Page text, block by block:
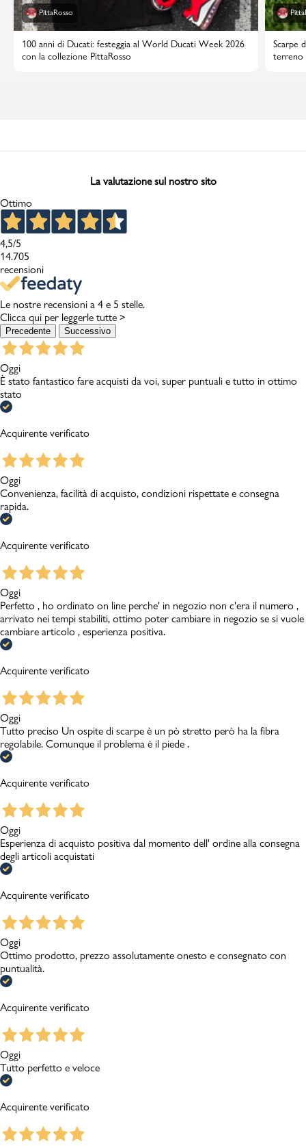
PittaRosso
100 anni di Ducati: festeggia al World Ducati Week 2026
con la collezione PittaRosso
Scarpe
terreno
La valutazione sul nostro sito
Ottimo
4,5/5
14.705
recensioni
Le nostre recensioni a 4 e 5 stelle.
Clicca qui per leggerle tutte >
Precedente Successivo
Oggi
È stato fantastico fare acquisti da voi, super puntuali e tutto in ottimo
stato
Acquirente verificato
Oggi
Convenienza, facilità di acquisto, condizioni rispettate e consegna
rapida.
Acquirente verificato
Oggi
Perfetto , ho ordinato on line perche' in negozio non c'era il numero ,
arrivato nei tempi stabiliti, ottimo poter cambiare in negozio se si vuole
cambiare articolo , esperienza positiva.
Acquirente verificato
Oggi
Tutto preciso Un ospite di scarpe è un pò stretto però ha la fibra
regolabile. Comunque il problema è il piede .
Acquirente verificato
Oggi
Esperienza di acquisto positiva dal momento dell' ordine alla consegna
degli articoli acquistati
Acquirente verificato
Oggi
Ottimo prodotto, prezzo assolutamente onesto e consegnato con
puntualità.
Acquirente verificato
Oggi
Tutto perfetto e veloce
Acquirente verificato